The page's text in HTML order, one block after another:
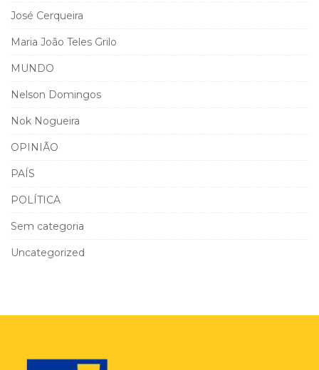
José Cerqueira
Maria João Teles Grilo
MUNDO
Nelson Domingos
Nok Nogueira
OPINIÃO
PAÍS
POLÍTICA
Sem categoria
Uncategorized